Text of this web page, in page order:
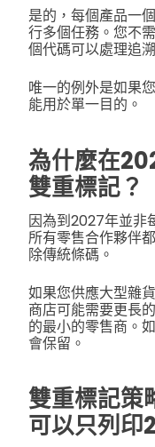
是的，每個產品一
行多個任務。您不
個代碼可以處理追
唯一的例外是如果
能用於單一目的。
為什麼在
雙重標記？
因為到2027年並非
所有零售合作夥伴
除傳統條碼。
如果您供應大型雜
商店可能需要更長
的最小的零售商。
會保留。
雙重標記策
可以只列印